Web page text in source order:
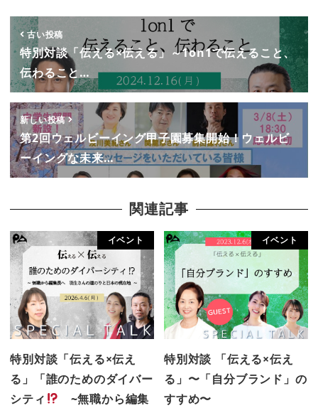
古い投稿
特別対談「伝える×伝える」～1on1で伝えること、
伝わること…
新しい投稿
第2回ウェルビーイング甲子園募集開始！ウェルビ
ーイングな未来…
関連記事
イベント
特別対談「伝える×伝え
る」「誰のためのダイバー
シティ
~無職から編集
イベント
特別対談 「伝える×伝え
る」〜「自分ブランド」の
すすめ〜